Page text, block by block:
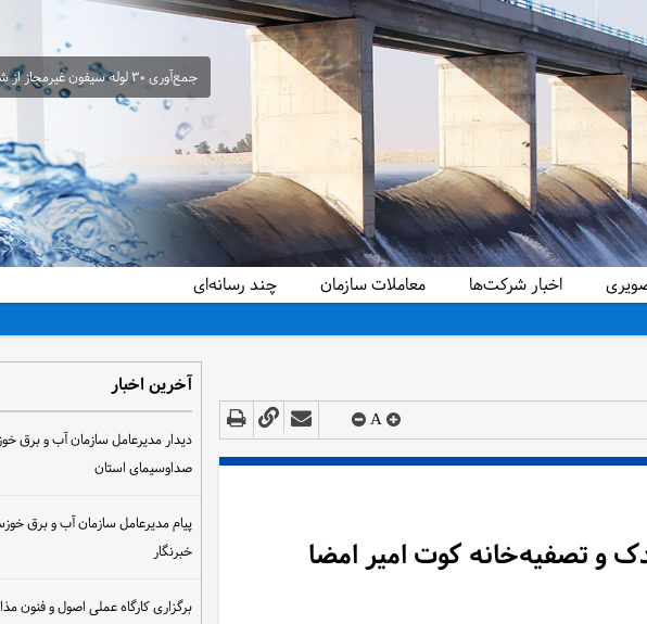
جمع‌آوری ۳۰ لوله سیفون غیرمجاز از شبکه آبیاری حمیدیه در راستای ساماندهی و تحقق عدالت آبی
اخبار شرکت‌ها معاملات سازمان چند رسانه‌ای
A
و تصفیه‌خانه کوت امیر امضا
آخرین اخبار
دیدار مدیرعامل سازمان آب و برق
صداوسیمای استان
پیام مدیرعامل سازمان آب و برق
خبرنگار